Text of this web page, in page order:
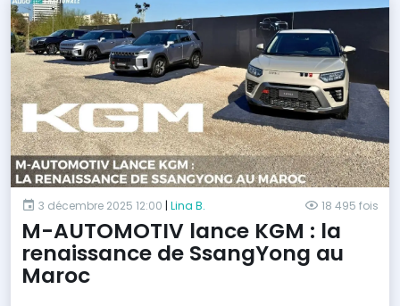
3 décembre 2025 12:00 | Lina B. 18 495 fois
M-AUTOMOTIV lance KGM : la
renaissance de SsangYong au
Maroc